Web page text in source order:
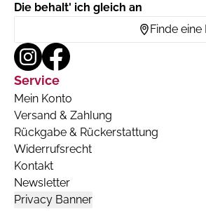
Die behalt' ich gleich an
Finde
Service
Mein Konto
Versand & Zahlung
Rückgabe & Rückerstattung
Widerrufsrecht
Kontakt
Newsletter
Privacy Banner